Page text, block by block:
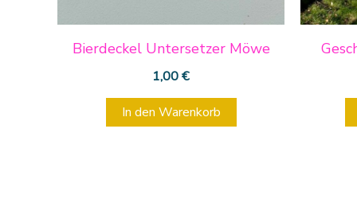
Bierdeckel Untersetzer Möwe
1,00€
In den Warenkorb